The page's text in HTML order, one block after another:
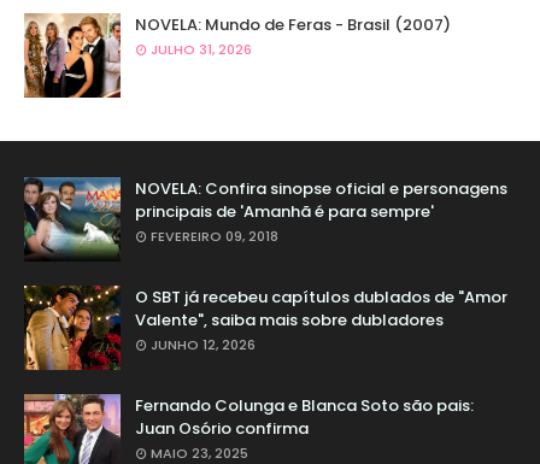
NOVELA: Mundo de Feras - Brasil (2007)
JULHO 31, 2026
NOVELA: Confira sinopse oficial e personagens
principais de 'Amanhã é para sempre'
FEVEREIRO 09, 2018
O SBT já recebeu capítulos dublados de "Amor
Valente", saiba mais sobre dubladores
JUNHO 12, 2026
Fernando Colunga e Blanca Soto são pais:
Juan Osório confirma
MAIO 23, 2025